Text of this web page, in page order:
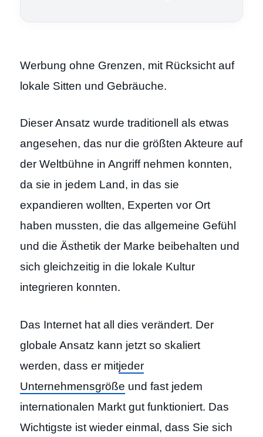
Werbung ohne Grenzen, mit Rücksicht auf
lokale Sitten und Gebräuche.
Dieser Ansatz wurde traditionell als etwas
angesehen, das nur die größten Akteure auf
der Weltbühne in Angriff nehmen konnten,
da sie in jedem Land, in das sie
expandieren wollten, Experten vor Ort
haben mussten, die das allgemeine Gefühl
und die Ästhetik der Marke beibehalten und
sich gleichzeitig in die lokale Kultur
integrieren konnten.
Das Internet hat all dies verändert. Der
globale Ansatz kann jetzt so skaliert
werden, dass er mitjeder
Unternehmensgröße und fast jedem
internationalen Markt gut funktioniert. Das
Wichtigste ist wieder einmal, dass Sie sich